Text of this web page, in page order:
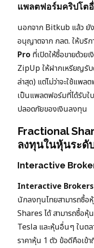
แพลตฟอร์มคริปโต
นอกจาก Bitkub แล้ว ยั
อนุญาตจาก กลต. ให้บริก
Pro ที่เปิดให้ซื้อขายด้วย
ZipUp ให้ฝากเหรียญรับ
ล่าสุด) แต่ไม่ว่าจะใช้แพ
เป็นแพลตฟอร์มที่ได้รับใ
ปลอดภัยของเงินลงทุน
Fractional
ลงทุนในหุ้นระดั
Interactive
Interactive Brokers
นักลงทุนไทยสามารถซื้อ
Shares ได้ สามารถซื้อ
Tesla และหุ้นอื่นๆ ในต
ราคาหุ้น 1 ตัว ข้อดีคือเข้